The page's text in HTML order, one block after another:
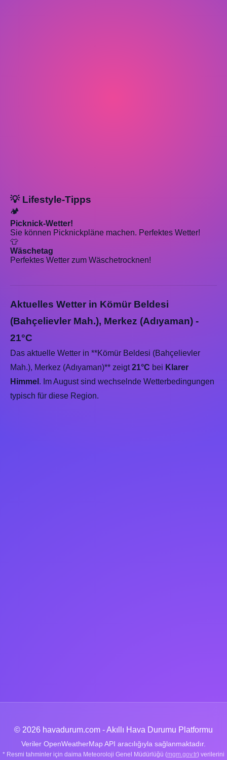
💡 Lifestyle-Tipps
🏕️
Picknick-Wetter!
Sie können Picknickpläne machen. Perfektes Wetter!
👕
Wäschetag
Perfektes Wetter zum Wäschetrocknen!
Aktuelles Wetter in Kömür Beldesi
(Bahçelievler Mah.), Merkez (Adıyaman) -
21°C
Das aktuelle Wetter in **Kömür Beldesi (Bahçelievler
Mah.), Merkez (Adıyaman)** zeigt21°C bei Klarer
Himmel . Im August sind wechselnde Wetterbedingungen
typisch für diese Region.
© 2026 havadurum.com - Akıllı Hava Durumu Platformu
Veriler OpenWeatherMap API aracılığıyla sağlanmaktadır.
* Resmi tahminler için daima Meteoroloji Genel Müdürlüğü (mgm.gov.tr) verilerini